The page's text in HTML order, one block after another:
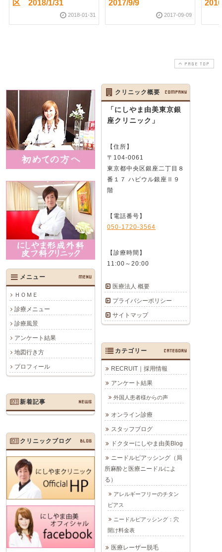
区 2018/1/31
2018-01-31
2017/9/9
2017-09-09
PAGE TOP
メニュー MENU
ＨＯＭＥ
診療メニュー
診療風景
アンケート結果
地図行き方
プロフィール
クリニック概要 COMPANY
「にしやま由美東京銀
座クリニック」
【住所】
〒104-0061
東京都中央区銀座二丁目８
番１７ ハビウル銀座Ⅱ９
階
【電話番号】
050-1720-3564
【診療時間】
11:00～20:00
医療法人 概要
プライバシーポリシー
サイトマップ
カテゴリー CATEGORY
RECRUIT｜採用情報
アンケート結果
外国人患者様からの声
オンライン診療
スタッフブログ
ドクターにしやま由美Blog
ニードルピアッシング（局
所麻酔と医療ニードルによ
る）
アレルギーフリーのチタン
ピアス
ニードルピアッシング：穴
開け料金表
医療レーザー脱毛
新着記事 NEWS
クリニックブログ BLOG